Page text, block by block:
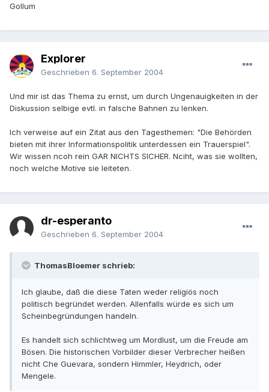
Gollum
Explorer
Geschrieben 6. September 2004
Und mir ist das Thema zu ernst, um durch Ungenauigkeiten in der
Diskussion selbige evtl. in falsche Bahnen zu lenken.
Ich verweise auf ein Zitat aus den Tagesthemen: "Die Behörden
bieten mit ihrer Informationspolitik unterdessen ein Trauerspiel".
Wir wissen ncoh rein GAR NICHTS SICHER. Nciht, was sie wollten,
noch welche Motive sie leiteten.
dr-esperanto
Geschrieben 6. September 2004
ThomasBloemer schrieb:
Ich glaube, daß die diese Taten weder religiös noch
politisch begründet werden. Allenfalls würde es sich um
Scheinbegründungen handeln.
Es handelt sich schlichtweg um Mordlust, um die Freude am
Bösen. Die historischen Vorbilder dieser Verbrecher heißen
nicht Che Guevara, sondern Himmler, Heydrich, oder
Mengele.